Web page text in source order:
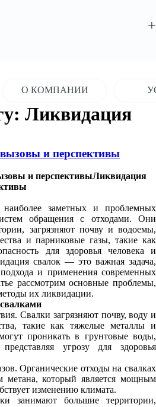
О КОМПАНИИ
Ликвидация
и перспективы
Ликвидация
заметных и проблемных
обращения с отходами. Они
загрязняют почву и водоемы,
и парниковые газы, такие как
для здоровья человека и
свалок — это важная задача,
и применения современных
рассмотрим основные проблемы,
их ликвидации.
Свалки загрязняют почву, воду и
такие как тяжелые металлы и
проникать в грунтовые воды,
угрозу для здоровья
Органические отходы на свалках
метана, который является мощным
изменению климата.
занимают большие территории,